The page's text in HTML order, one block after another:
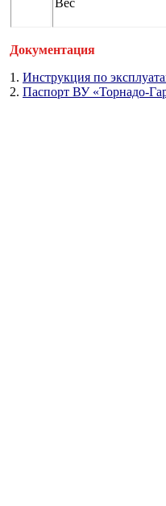
Вес
Документация
1. Инструкция по
2. Паспорт ВУ «Торнадо-